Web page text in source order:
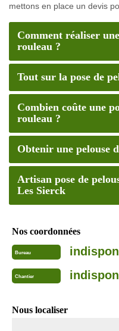
mettons en place un devis
Comment réaliser
rouleau ?
Tout sur la pose de
Combien coûte une
rouleau ?
Obtenir une pelouse
Artisan pose de
Les Sierck
Nos coordonnées
Bureau
Chantier
Nous localiser